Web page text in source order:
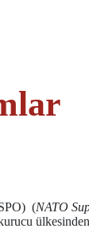
(NATO